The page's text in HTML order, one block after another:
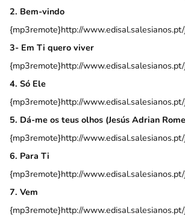
2. Bem-vindo
{mp3remote}http://
3- Em Ti quero viver
{mp3remote}http://
4. Só Ele
{mp3remote}http://
5. Dá-me os teus olhos (Jesús Adrian
{mp3remote}http://
6. Para Ti
{mp3remote}http://
7. Vem
{mp3remote}http://